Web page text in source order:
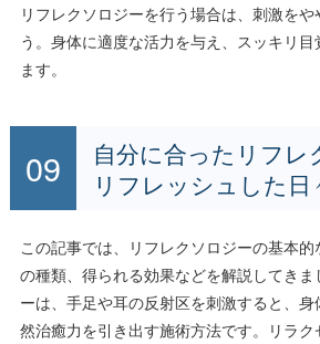
リフレクソロジーを行う場合は、刺激を
う。身体に適度な活力を与え、スッキリ
ます。
自分に合ったリフ
リフレッシュした日
この記事では、リフレクソロジーの基本
の種類、得られる効果などを解説してき
ーは、手足や耳の反射区を刺激すると、
然治癒力を引き出す施術方法です。リラ